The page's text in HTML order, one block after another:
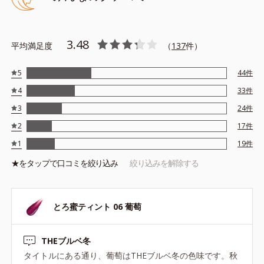
*3：トリエトキシカプリリルシラン
平均満足度 3.48 （137件）
5 44件
4
33件
3
24件
2
17件
1
19件
★をタップで口コミを絞り込み 絞り込みを解除する
とろ蜜ティント 06 葡萄
THEブルベ冬
タイトルにある通り、葡萄はTHEブルベ冬の色味です。秋